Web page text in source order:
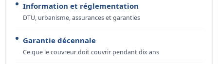
Information et réglementation
DTU, urbanisme, assurances et garanties
Garantie décennale
Ce que le couvreur doit couvrir pendant dix ans